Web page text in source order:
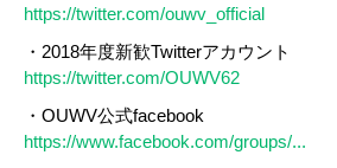
https://twitter.com/ouwv_official
・2018年度新歓Twitterアカウント
https://twitter.com/OUWV62
・OUWV公式facebook
https://www.facebook.com/groups/...